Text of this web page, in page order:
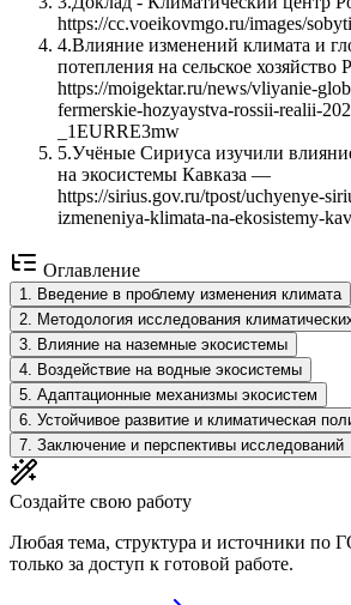
https://cc.voeikovmgo.ru/images/
4.Влияние изменений климата и
потепления на сельское
https://moigektar.ru/news/vliyanie-
fermerskie-hozyaystva-rossii-realii-
_1EURRE3mw
5.Учёные Сириуса изучили
на экосистемы Кавказа —
https://sirius.gov.ru/tpost/uchyenye-
izmeneniya-klimata-na-ekosistemy-
Оглавление
1. Введение в проблему изменения климата
2. Методология исследования
3. Влияние на наземные экосистемы
4. Воздействие на водные экосистемы
5. Адаптационные механизмы экосистем
6. Устойчивое развитие и климатическая
7. Заключение и перспективы исследований
Создайте свою работу
Любая тема, структура и источники по
только за доступ к готовой работе.